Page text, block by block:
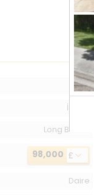
207
İskele
Long Beach
98,000 £
Daire